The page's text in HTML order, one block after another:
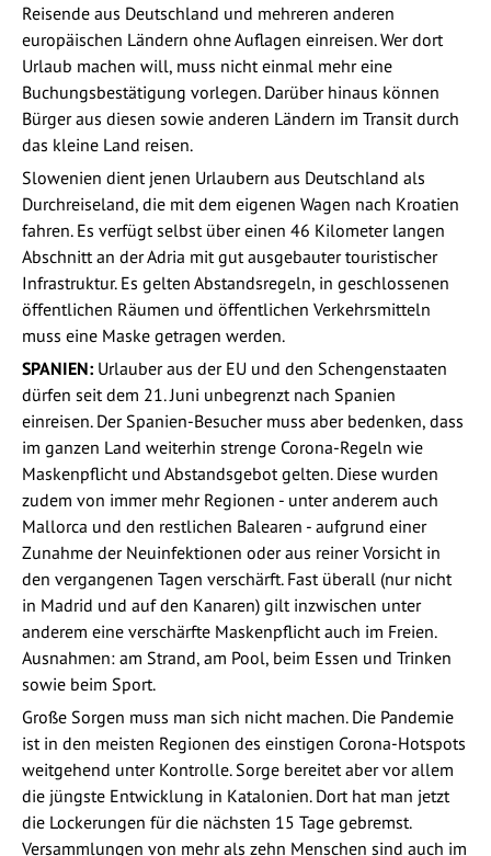
Reisende aus Deutschland und mehreren anderen
europäischen Ländern ohne Auflagen einreisen. Wer dort
Urlaub machen will, muss nicht einmal mehr eine
Buchungsbestätigung vorlegen. Darüber hinaus können
Bürger aus diesen sowie anderen Ländern im Transit durch
das kleine Land reisen.
Slowenien dient jenen Urlaubern aus Deutschland als
Durchreiseland, die mit dem eigenen Wagen nach Kroatien
fahren. Es verfügt selbst über einen 46 Kilometer langen
Abschnitt an der Adria mit gut ausgebauter touristischer
Infrastruktur. Es gelten Abstandsregeln, in geschlossenen
öffentlichen Räumen und öffentlichen Verkehrsmitteln
muss eine Maske getragen werden.
SPANIEN: Urlauber aus der EU und den Schengenstaaten
dürfen seit dem 21. Juni unbegrenzt nach Spanien
einreisen. Der Spanien-Besucher muss aber bedenken, dass
im ganzen Land weiterhin strenge Corona-Regeln wie
Maskenpflicht und Abstandsgebot gelten. Diese wurden
zudem von immer mehr Regionen - unter anderem auch
Mallorca und den restlichen Balearen - aufgrund einer
Zunahme der Neuinfektionen oder aus reiner Vorsicht in
den vergangenen Tagen verschärft. Fast überall (nur nicht
in Madrid und auf den Kanaren) gilt inzwischen unter
anderem eine verschärfte Maskenpflicht auch im Freien.
Ausnahmen: am Strand, am Pool, beim Essen und Trinken
sowie beim Sport.
Große Sorgen muss man sich nicht machen. Die Pandemie
ist in den meisten Regionen des einstigen Corona-Hotspots
weitgehend unter Kontrolle. Sorge bereitet aber vor allem
die jüngste Entwicklung in Katalonien. Dort hat man jetzt
die Lockerungen für die nächsten 15 Tage gebremst.
Versammlungen von mehr als zehn Menschen sind auch im